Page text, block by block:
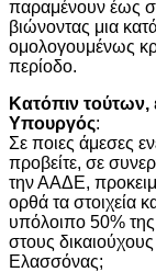
παραμένουν έως
βιώνοντας μια
ομολογουμένως
περίοδο.
Κατόπιν
Υπουργός:
Σε ποιες άμεσες
προβείτε, σε
την ΑΑΔΕ,
ορθά τα στοιχεία
υπόλοιπο 50%
στους
Ελασσόνας;